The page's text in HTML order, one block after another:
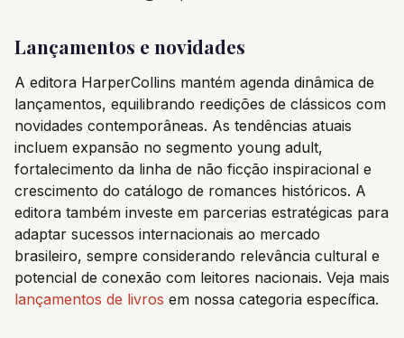
Lançamentos e novidades
A editora HarperCollins mantém agenda dinâmica de
lançamentos, equilibrando reedições de clássicos com
novidades contemporâneas. As tendências atuais
incluem expansão no segmento young adult,
fortalecimento da linha de não ficção inspiracional e
crescimento do catálogo de romances históricos. A
editora também investe em parcerias estratégicas para
adaptar sucessos internacionais ao mercado
brasileiro, sempre considerando relevância cultural e
potencial de conexão com leitores nacionais. Veja mais
lançamentos de livros em nossa categoria específica.